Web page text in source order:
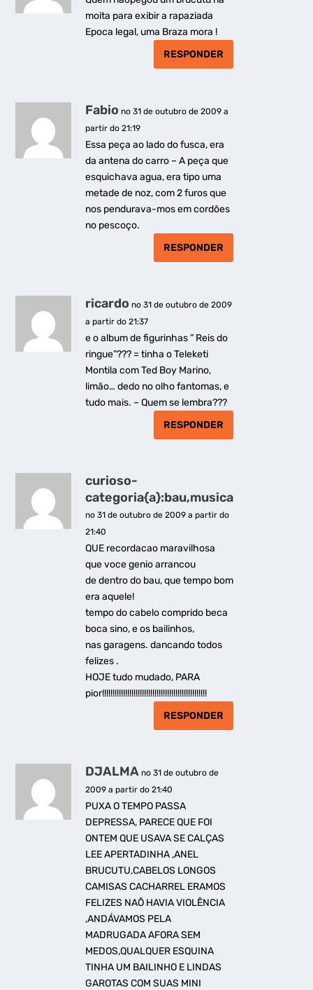
moita para exibir a rapaziada
Epoca legal, uma Braza mora !
RESPONDER
Fabio no 31 de outubro de 2009 a
partir do 21:19
Essa peça ao lado do fusca, era
da antena do carro – A peça que
esquichava agua, era tipo uma
metade de noz, com 2 furos que
nos pendurava-mos em cordões
no pescoço.
RESPONDER
ricardo no 31 de outubro de 2009
a partir do 21:37
e o album de figurinhas ” Reis do
ringue”??? = tinha o Teleketi
Montila com Ted Boy Marino,
limão… dedo no olho fantomas, e
tudo mais. – Quem se lembra???
RESPONDER
curioso-
categoria{a}:bau,musica
no 31 de outubro de 2009 a partir do
21:40
QUE recordacao maravilhosa
que voce genio arrancou
de dentro do bau, que tempo bom
era aquele!
tempo do cabelo comprido beca
boca sino, e os bailinhos,
nas garagens. dancando todos
felizes .
HOJE tudo mudado, PARA
pior!!!!!!!!!!!!!!!!!!!!!!!!!!!!!!!!!!!!!!!!!!!!!!!!!!
RESPONDER
DJALMA no 31 de outubro de
2009 a partir do 21:40
PUXA O TEMPO PASSA
DEPRESSA, PARECE QUE FOI
ONTEM QUE USAVA SE CALÇAS
LEE APERTADINHA ,ANEL
BRUCUTU,CABELOS LONGOS
CAMISAS CACHARREL ERAMOS
FELIZES NAÕ HAVIA VIOLÊNCIA
,ANDÁVAMOS PELA
MADRUGADA AFORA SEM
MEDOS,QUALQUER ESQUINA
TINHA UM BAILINHO E LINDAS
GAROTAS COM SUAS MINI